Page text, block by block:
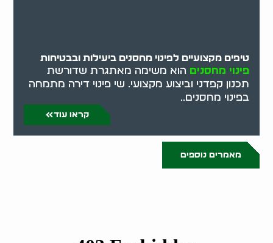
טיפים מקצועיים לפינוי מחסנים ביעילות ובבטיחות
פינוי מחסנים הוא משימה מאתגרת שדורשת
תכנון קפדני וביצוע מקצועי. שי פינוי דירה מתמחה
בפינוי מחסנים..
קראו עוד
מאמרים נוספים